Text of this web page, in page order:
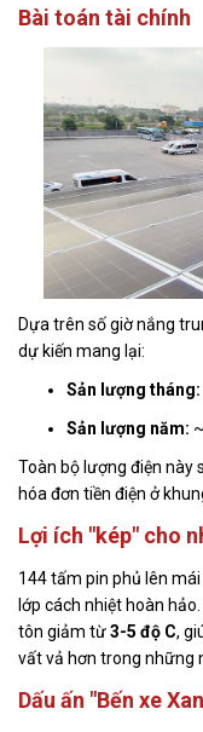
Bài toán tài chính
Dựa trên số giờ nắng
dự kiến mang lại:
Sản lượng tháng:
Sản lượng năm:
Toàn bộ lượng điện này
hóa đơn tiền điện ở
Lợi ích "kép" cho
144 tấm pin phủ lên
lớp cách nhiệt hoàn
tôn giảm từ3-5 độ C,
vất vả hơn trong những
Dấu ấn "Bến xe